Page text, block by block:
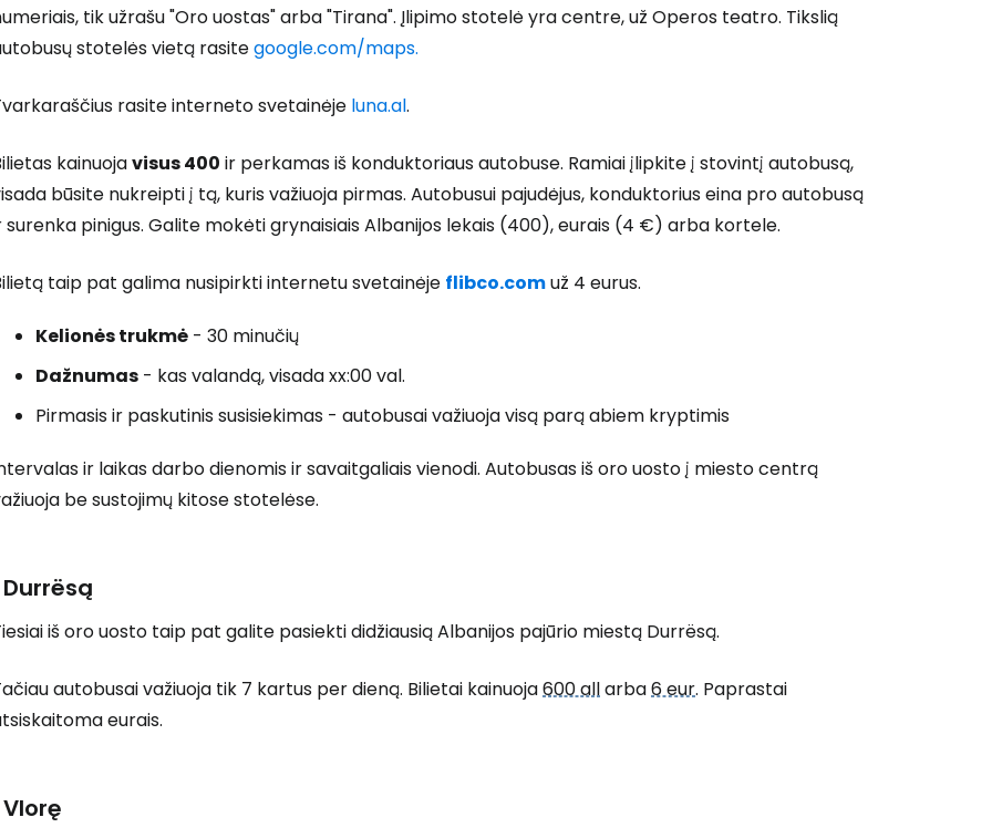
tik užrašu "Oro uostas" arba "Tirana". Įlipimo stotelė yra centre, už Operos teatro. Tikslią
stotelės vietą rasitegoogle.com/maps.
rasite interneto svetainėje luna.al.
kainuojavisus 400 ir perkamas iš konduktoriaus autobuse. Ramiai įlipkite į stovintį autobusą,
būsite nukreipti į tą, kuris važiuoja pirmas. Autobusui pajudėjus, konduktorius eina pro autobusą
surenka pinigus. Galite mokėti grynaisiais Albanijos lekais (400), eurais (4 €) arba kortele.
taip pat galima nusipirkti internetu svetainėje flibco.comuž 4 eurus.
Kelionės trukmė - 30 minučių
Dažnumas - kas valandą, visada xx:00 val.
Pirmasis ir paskutinis susisiekimas - autobusai važiuoja visą parą abiem kryptimis
ir laikas darbo dienomis ir savaitgaliais vienodi. Autobusas iš oro uosto į miesto centrą
be sustojimų kitose stotelėse.
iš oro uosto taip pat galite pasiekti didžiausią Albanijos pajūrio miestą Durrësą.
autobusai važiuoja tik 7 kartus per dieną. Bilietai kainuoja600 allarba6 eur. Paprastai
eurais.
Tęsti el. paštu